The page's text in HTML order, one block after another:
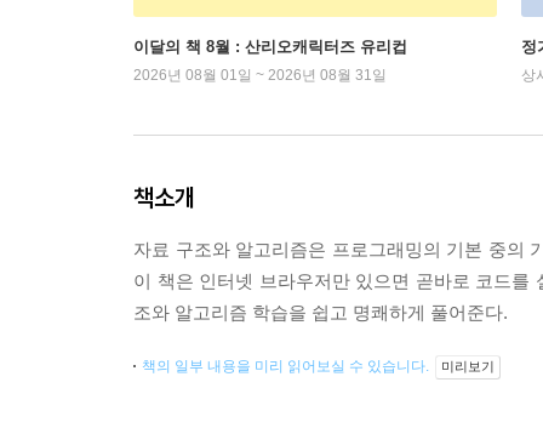
이달의 책 8월 : 산리오캐릭터즈 유리컵
2026년 08월 01일 ~ 2026년 08월 31일
정
상
책소개
자료 구조와 알고리즘은 프로그래밍의 기본 중의
이 책은 인터넷 브라우저만 있으면 곧바로 코드
조와 알고리즘 학습을 쉽고 명쾌하게 풀어준다.
책의 일부 내용을 미리 읽어보실 수 있습니다. 미리보기